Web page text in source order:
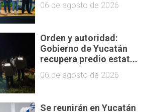
06 de agosto de 2026
Orden y autoridad:
Gobierno de Yucatán
recupera predio estat...
06 de agosto de 2026
Se reunirán en Yucatán